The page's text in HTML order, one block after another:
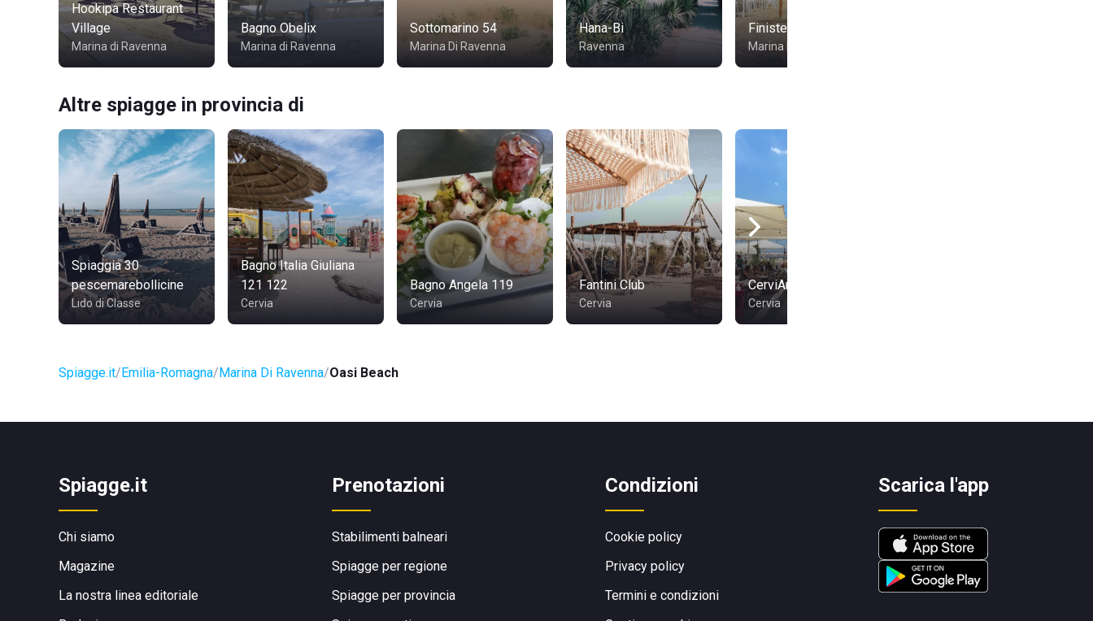
Hookipa Restaurant
Village
Marina di Ravenna
Bagno Obelix
Marina di Ravenna
Sottomarino 54
Marina Di Ravenna
Hana-Bi
Ravenna
Finisterre Beach
Marina Di Ravenna
Altre spiagge in provincia di
Spiaggia 30
pescemarebollicine
Lido di Classe
Bagno Italia Giuliana
121 122
Cervia
Bagno Angela 119
Cervia
Fantini Club
Cervia
CerviAmare
Cervia
Spiagge.it Emilia-Romagna Marina Di Ravenna Oasi Beach
Spiagge.it
Chi siamo
Magazine
La nostra linea editoriale
Prenotazioni
Stabilimenti balneari
Spiagge per regione
Spiagge per provincia
Condizioni
Cookie policy
Privacy policy
Termini e condizioni
Scarica l'app